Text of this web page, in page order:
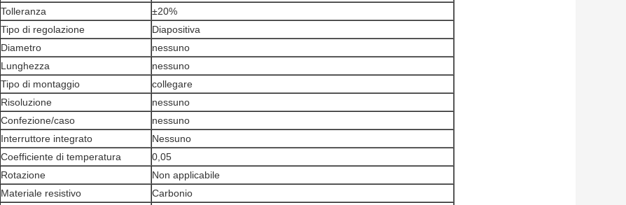
Tolleranza
±20%
Tipo di regolazione
Diapositiva
Diametro
nessuno
Lunghezza
nessuno
Tipo di montaggio
collegare
Risoluzione
nessuno
Confezione/caso
nessuno
Interruttore integrato
Nessuno
Coefficiente di temperatura
0,05
Rotazione
Non applicabile
Materiale resistivo
Carbonio